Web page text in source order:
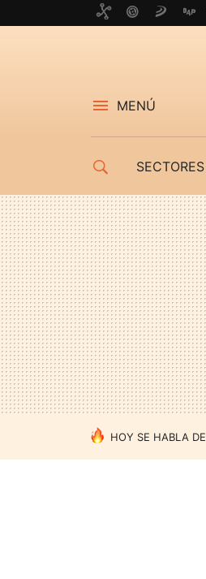
MENÚ
SECTORES
HOY SE HABLA DE